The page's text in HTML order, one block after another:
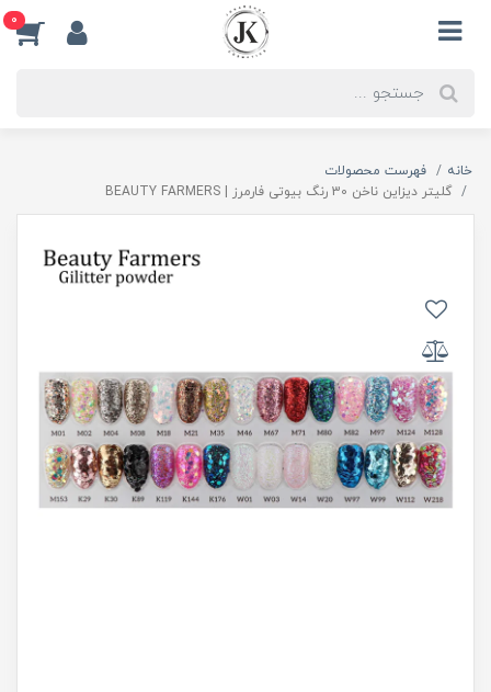
0
خانه
فهرست محصولات
گلیتر دیزاین ناخن 30 رنگ بیوتی فارمرز | BEAUTY FARMERS